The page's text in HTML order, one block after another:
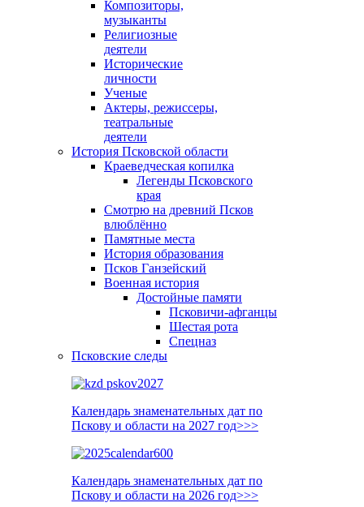
Композиторы,
музыканты
Религиозные
деятели
Исторические
личности
Ученые
Актеры, режиссеры,
театральные
деятели
История Псковской области
Краеведческая копилка
Легенды Псковского
края
Смотрю на древний Псков
влюблённо
Памятные места
История образования
Псков Ганзейский
Военная история
Достойные памяти
Псковичи-афганцы
Шестая рота
Спецназ
Псковские следы
Календарь знаменательных дат по
Пскову и области на 2027 год>>>
Календарь знаменательных дат по
Пскову и области на 2026 год>>>